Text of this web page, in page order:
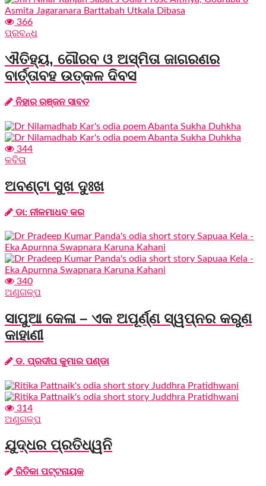
366
ପ୍ରବନ୍ଧ
ଐତିହ୍ୟ, ଗୌରବ ଓ ଅସ୍ମିତା ଜାଗରଣର
ବାର୍ତ୍ତାବହ ଉତ୍କଳ ଦିବସ
ନିହାର ରଞ୍ଜନ ସାବତ
344
କବିତା
ଅବଣ୍ଟା ସୁଖ ଦୁଃଖ
ଡା: ନୀଳମାଧବ କର
340
ଅଣୁଗଳ୍ପ
ସାପୁଆ କେଳା – ଏକ ଅପୂର୍ଣ୍ଣ ସ୍ୱପ୍ନର କରୁଣ
କାହାଣୀ
ଡ. ପ୍ରଦୀପ କୁମାର ପଣ୍ଡା
314
ଅଣୁଗଳ୍ପ
ଯୁଦ୍ଧର ପ୍ରତିଧ୍ୱନି
ରିତିକା ପଟ୍ଟନାୟକ